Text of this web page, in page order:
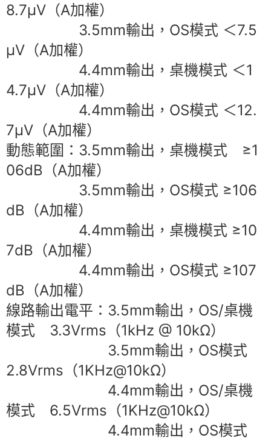
8.7μV（A加權）
3.5mm輸出，OS模式 ＜7.5
μV（A加權）
4.4mm輸出，桌機模式 ＜1
4.7μV（A加權）
4.4mm輸出，OS模式 ＜12.
7μV（A加權）
動態範圍：3.5mm輸出，桌機模式 ≥1
06dB（A加權）
3.5mm輸出，OS模式 ≥106
dB（A加權）
4.4mm輸出，桌機模式 ≥10
7dB（A加權）
4.4mm輸出，OS模式 ≥107
dB（A加權）
線路輸出電平：3.5mm輸出，OS/桌機
模式 3.3Vrms（1kHz @ 10kΩ）
3.5mm輸出，OS模式
2.8Vrms（1KHz@10kΩ）
4.4mm輸出，OS/桌機
模式 6.5Vrms（1KHz@10kΩ）
4.4mm輸出，OS模式